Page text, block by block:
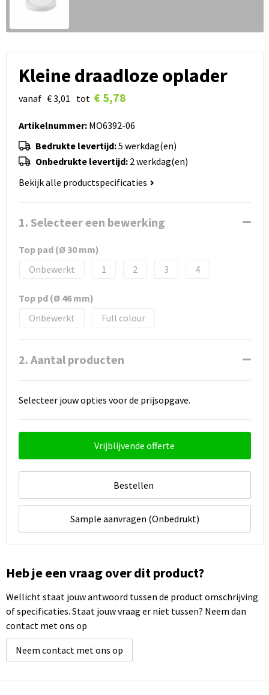
Kleine draadloze oplader
vanaf € 3,01 tot € 5,78
Artikelnummer:MO6392-06
Bedrukte levertijd:5 werkdag(en)
Onbedrukte levertijd: 2 werkdag(en)
Bekijk alle productspecificaties
1. Selecteer een bewerking
Top pad (Ø 30 mm)
Onbewerkt
1 2 3 4
Top pd (Ø 46 mm)
Onbewerkt
Full colour
2. Aantal producten
Selecteer jouw opties voor de prijsopgave.
Vrijblijvende offerte
Bestellen
Sample aanvragen (Onbedrukt)
Heb je een vraag over dit product?
Wellicht staat jouw antwoord tussen de product omschrijving
of specificaties. Staat jouw vraag er niet tussen? Neem dan
contact met ons op
Neem contact met ons op